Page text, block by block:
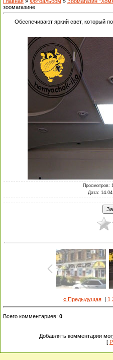
зоомагазине
Обеспечивают яркий свет, который
Просмотров:
Дата:
« Предыдущая| 1
Всего комментариев: 0
Добавлять комментарии
[